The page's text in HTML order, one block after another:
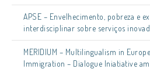
APSE – Envelhecimento, pobreza e
interdisciplinar sobre serviços
MERIDIUM – Multilingualism in
Immigration – Dialogue Iniatiative